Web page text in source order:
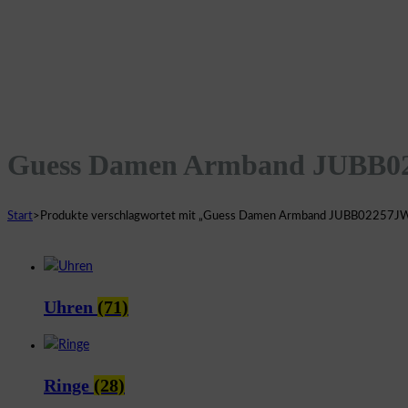
Guess Damen Armband
Start> Produkte verschlagwortet mit „Guess Damen Armband
Uhren (71)
Ringe (28)